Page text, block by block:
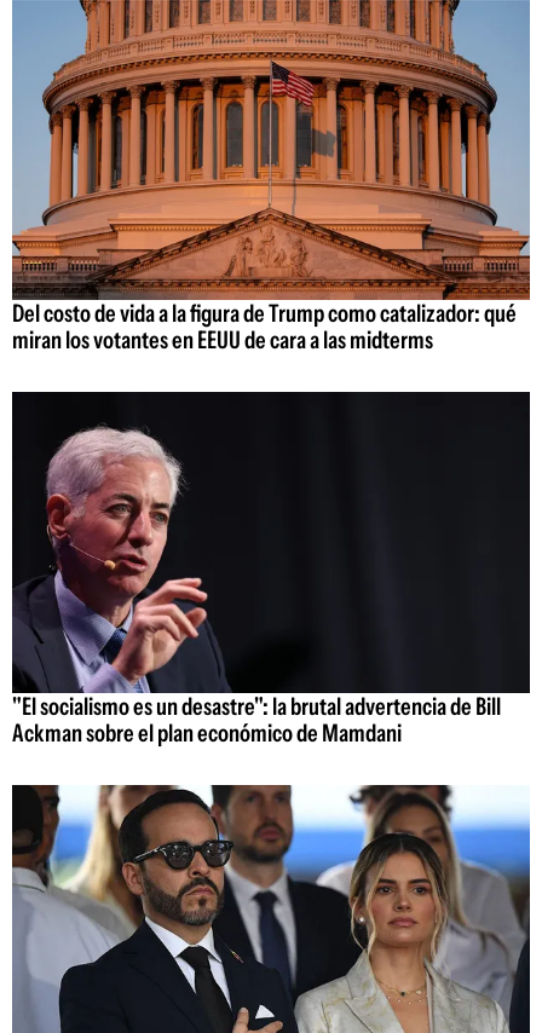
Del costo de vida a la figura de Trump como catalizador: qué
miran los votantes en EEUU de cara a las midterms
"El socialismo es un desastre": la brutal advertencia de Bill
Ackman sobre el plan económico de Mamdani